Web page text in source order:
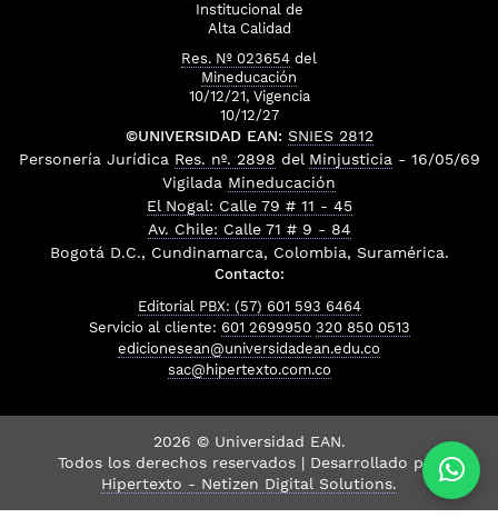
Institucional de
Alta Calidad
Res. Nº 023654 del
Mineducación
10/12/21, Vigencia
10/12/27
©UNIVERSIDAD EAN: SNIES 2812
Personería Jurídica Res. nº. 2898 del Minjusticia - 16/05/69
Vigilada Mineducación
El Nogal: Calle 79 # 11 - 45
Av. Chile: Calle 71 # 9 - 84
Bogotá D.C., Cundinamarca, Colombia, Suramérica.
Contacto:
Editorial PBX: (57) 601 593 6464
Servicio al cliente: 601 2699950 320 850 0513
edicionesean@universidadean.edu.co
sac@hipertexto.com.co
2026 © Universidad EAN.
Todos los derechos reservados | Desarrollado por
Hipertexto - Netizen Digital Solutions.